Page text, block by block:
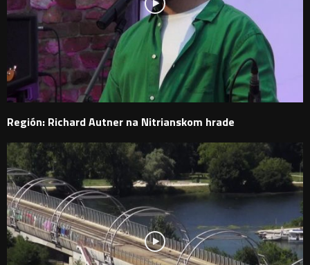
Región: Richard Autner na Nitrianskom hrade